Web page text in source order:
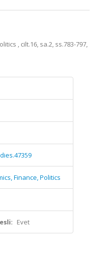
, cilt.16, sa.2, ss.783-797,
Finance, Politics
Evet